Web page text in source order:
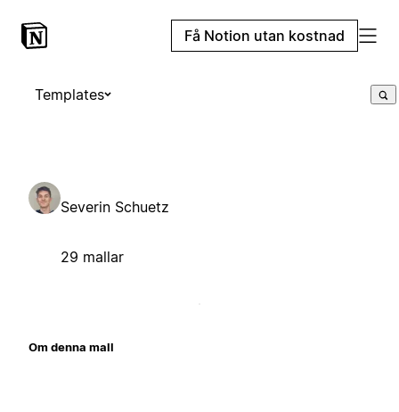
Få Notion utan kostnad
Templates
Severin Schuetz
29 mallar
Om denna mall